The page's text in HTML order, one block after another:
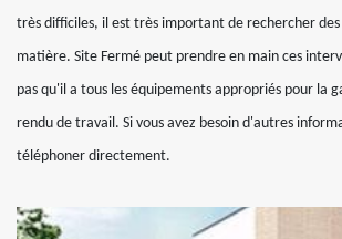
très difficiles, il est très important de rechercher des
matière. Site Fermé peut prendre en main ces
pas qu'il a tous les équipements appropriés pour la
rendu de travail. Si vous avez besoin d'autres
téléphoner directement.